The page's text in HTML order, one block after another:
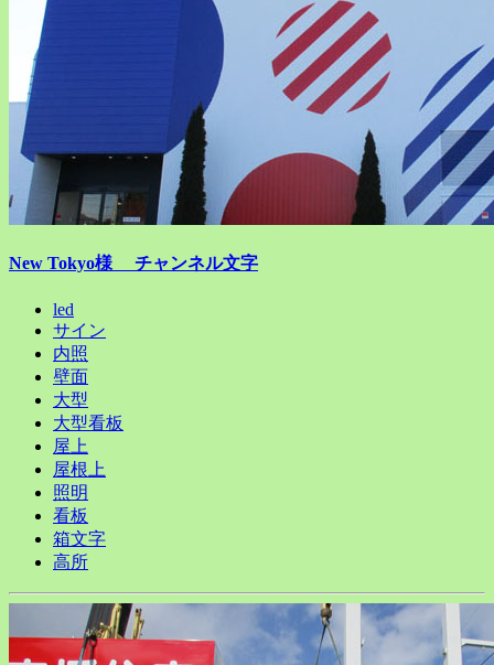
New Tokyo様 チャンネル文字
led
サイン
内照
壁面
大型
大型看板
屋上
屋根上
照明
看板
箱文字
高所